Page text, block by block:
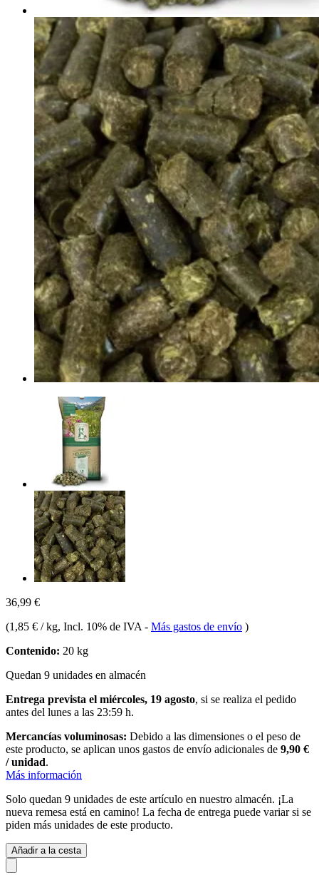
36,99 €
(1,85 € / kg, Incl. 10% de IVA - Más gastos de envío )
Contenido: 20 kg
Quedan 9 unidades en almacén
Entrega prevista el miércoles, 19 agosto, si se realiza el pedido
antes del lunes a las 23:59 h.
Mercancías voluminosas: Debido a las dimensiones o el peso de
este producto, se aplican unos gastos de envío adicionales de 9,90 €
/ unidad.
Más información
Solo quedan 9 unidades de este artículo en nuestro almacén. ¡La
nueva remesa está en camino! La fecha de entrega puede variar si se
piden más unidades de este producto.
Añadir a la cesta